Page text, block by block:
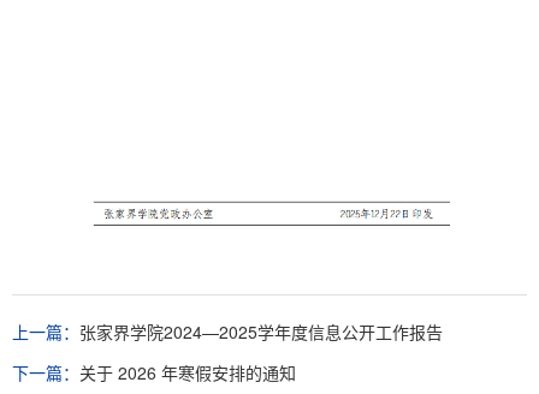
上一篇： 张家界学院2024—2025学年度信息公开工作报告
下一篇： 关于 2026 年寒假安排的通知